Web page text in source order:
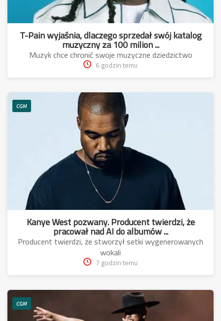
T-Pain wyjaśnia, dlaczego sprzedał swój katalog
muzyczny za 100 milion ...
Muzyk chce chronić swoje muzyczne dziedzictwo
6 godzin temu
CGM
Kanye West pozwany. Producent twierdzi, że
pracował nad AI do albumów ...
Producent twierdzi, że stworzył setki wygenerowanych
wokali
7 godzin temu
CGM